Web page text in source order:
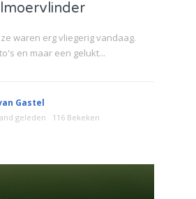
waren erg vliegerig vandaag.
en maar een gelukt...
Gastel
geleden 116 Bekeken